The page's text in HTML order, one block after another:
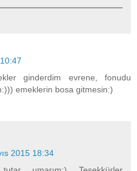
ginderdim evrene, fonudu
emeklerin bosa gitmesin:)
2015 18:34